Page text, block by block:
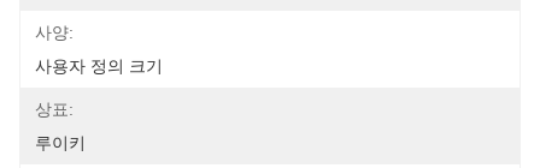
사양:
사용자 정의 크기
상표:
루이키